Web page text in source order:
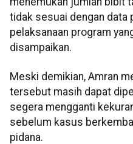
tidak sesuai dengan data
pelaksanaan program
disampaikan.
Meski demikian, Amran
tersebut masih dapat
segera mengganti
sebelum kasus
pidana.